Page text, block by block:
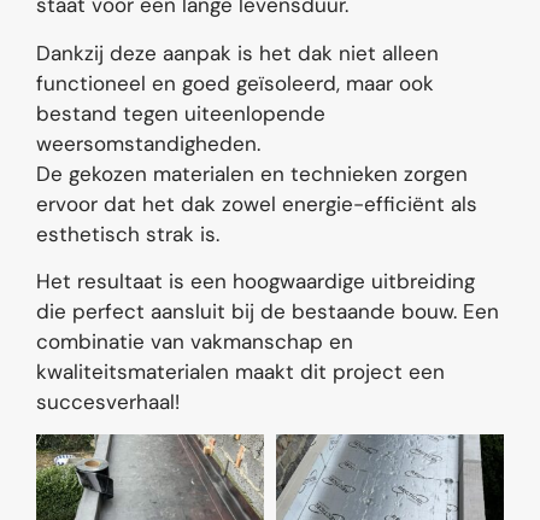
Dankzij deze aanpak is het dak niet alleen
functioneel en goed geïsoleerd, maar ook
bestand tegen uiteenlopende
weersomstandigheden.
De gekozen materialen en technieken zorgen
ervoor dat het dak zowel energie-efficiënt als
esthetisch strak is.
Het resultaat is een hoogwaardige uitbreiding
die perfect aansluit bij de bestaande bouw. Een
combinatie van vakmanschap en
kwaliteitsmaterialen maakt dit project een
succesverhaal!